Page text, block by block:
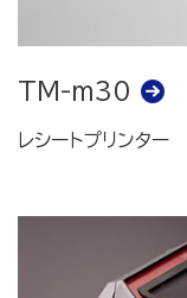
TM-m30
レシートプリンター